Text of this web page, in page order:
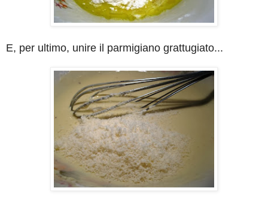
E, per ultimo, unire il parmigiano grattugiato...